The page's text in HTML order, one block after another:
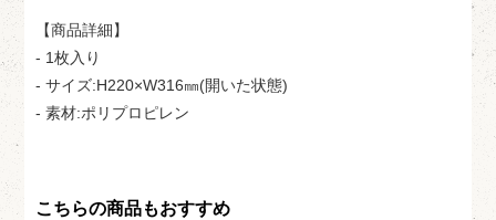
【商品詳細】
- 1枚入り
- サイズ:H220×W316㎜(開いた状態)
- 素材:ポリプロピレン
こちらの商品もおすすめ